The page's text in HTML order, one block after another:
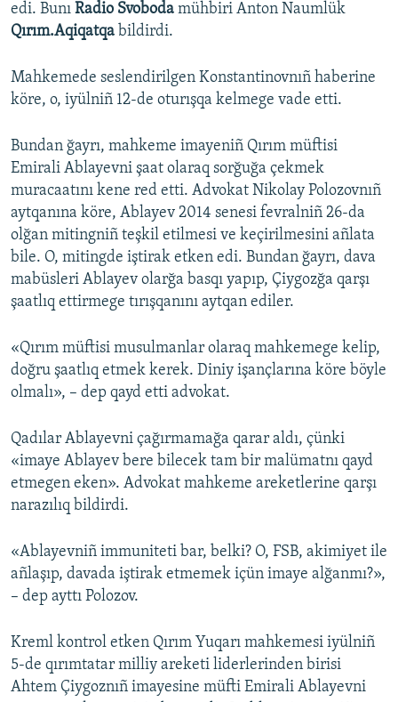
edi. Bunı Radio Svoboda mühbiri Anton Naumlük
Qırım.Aqiqatqa bildirdi.
Mahkemede seslendirilgen Konstantinovnıñ haberine
köre, o, iyülniñ 12-de oturışqa kelmege vade etti.
Bundan ğayrı, mahkeme imayeniñ Qırım müftisi
Emirali Ablayevni şaat olaraq sorğuğa çekmek
muracaatını kene red etti. Advokat Nikolay Polozovnıñ
aytqanına köre, Ablayev 2014 senesi fevralniñ 26-da
olğan mitingniñ teşkil etilmesi ve keçirilmesini añlata
bile. O, mitingde iştirak etken edi. Bundan ğayrı, dava
mabüsleri Ablayev olarğa basqı yapıp, Çiygozğa qarşı
şaatlıq ettirmege tırışqanını aytqan ediler.
«Qırım müftisi musulmanlar olaraq mahkemege kelip,
doğru şaatlıq etmek kerek. Diniy işançlarına köre böyle
olmalı», – dep qayd etti advokat.
Qadılar Ablayevni çağırmamağa qarar aldı, çünki
«imaye Ablayev bere bilecek tam bir malümatnı qayd
etmegen eken». Advokat mahkeme areketlerine qarşı
narazılıq bildirdi.
«Ablayevniñ immuniteti bar, belki? O, FSB, akimiyet ile
añlaşıp, davada iştirak etmemek içün imaye alğanmı?»,
– dep ayttı Polozov.
Kreml kontrol etken Qırım Yuqarı mahkemesi iyülniñ
5-de qırımtatar milliy areketi liderlerinden birisi
Ahtem Çiygoznıñ imayesine müfti Emirali Ablayevni